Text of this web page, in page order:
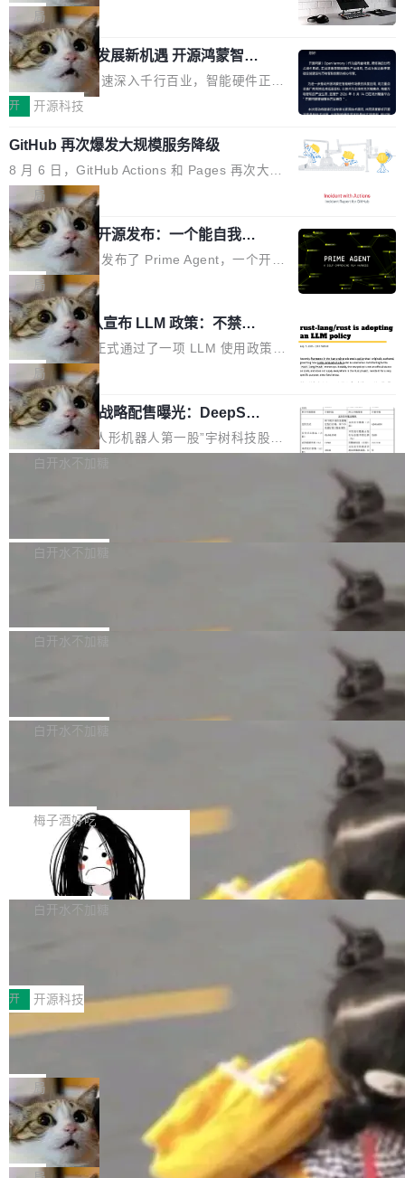
Agency年度合辑的观察指出,“产品”这个离消费
者最近的载体,在整个品牌营销层面的权重显著变
高了。全域营销服务商的竞争正在从规模转向深
度,案例厚度、全域覆盖、多线协同...
破的事实。 Jordan 随后补充了一句软化声明：
「我不认为这些会议上大部分论文都在过度宣传
或造假。问题是，作为读者，如果你筛选出那些
看起来最令人兴奋的论文，那它们大部分都是过
度宣传的。」 这才是真正的痛点。不是所有论文
都有问题，是最吸引眼球的那批论文最有问题。
他引用的帖子来自 Mathew Shen，一位 ICLR 2
026 的读者：「看了篇 ...
这句话不是来自某个技术博客，而是出自 Hieu
Pham 的一条推文。Hieu Pham 是谁？他是 xAI
的早期工程师之一，在 Grok 训练基础设施团队
工作过。近日他在 X 上发了一条帖子，列出了他
认为现代 AI 领域最重要的三个开源项目。 第一
理由很具体。FA 系列不需要解释，但 FA2 是他
认为最重要的一个——复杂度恰到好处，刚好能
驱动你去学 CuTe，但还没被那些"邪恶的" Hopp
er++ 优化所淹没，足够容易修改和适配。 更关
键的是 FA2 的持久性...
局
共商智能硬件发展新机遇 开源鸿蒙智能
硬件开发者日杭州站即将举行
随着万物智联加速深入千行百业，智能硬件正从
单点设备迈向智能化、网联化、协同化发展。作
鸿蒙通过统一技术底座和分布式能力，为不同类
型智能设备的开发、连接与互联提供关键支撑，
也为产业链企业探索产品创新与商业增长打开新
的空间。 8月14日，开源鸿蒙智能硬件开发者日
（OHDD：OpenHarmony Hardware Develope
r Day）将在杭州启航。活动面向智能硬件产业
链企业和开发者，邀请行业专家与资深技术顾
问，围绕开源鸿蒙技术能力、设备适配、芯片适
配、功耗与稳定性调优、兼容性测评及统一互联
等内容展开系统讲解和实战交流，帮助企业进一
步了解开源鸿蒙在智能...
开 开源科技
GitHub 再次爆发大规模服务降级
8 月 6 日，GitHub Actions 和 Pages 再次大规
模服务降级，Actions 完全不可用超过 5 小时，
webhook 停发，连自托管 runner 也因调度层故
障无法工作。Pages、Copilot code review、C
opilot coding agent 全部受影响。从检测到完全
恢复，大约 12 小时。 这是 2026 年 8 月的第六
起事故，其中四起与 AI/Copilot 服务相关。 Git
Hub 员工 kdaigle 在 HN 讨论中贴出了一组数
据：2025 年全年 10 亿次 commit。现在，每周
2.75 亿次，全年预计 140 亿次。GitHub...
局
Prime Agent 开源发布：一个能自我改
进的编程 Agent，ARC-AGI 3 超越人类
专家基线
Prime Intellect 发布了 Prime Agent，一个开源
的编程 Agent Harness，核心设计围绕两个抽
象：Recursive Language Model（RLM）和 C
ontinual Harness。在 ARC-AGI 3 基准测试
上，Prime Agent + Opus 5 的组合达到了 95.
5% RHAE Best@1，超过了 ARC 报告的人类专
家基线 95.4%。 不是又一个 coding agent 包装
器 Prime Agent 的架构和市面上大多数 coding
agent 有本质区别。大多数 agent harness 的设
计是基于早期模型的能力—...
局
Rust 项目团队宣布 LLM 政策：不禁
止，但你要承认哪些代码不是你写的
Rust 语言项目正式通过了一项 LLM 使用政策，
覆盖 rust-lang/rust 单一仓库的代码贡献。这不
是项目级别的官方立场，目前由五个团队采纳，
但它可能是主流开源项目中关于 AI 辅助贡献最
细致的一份规则。 政策的核心只有一句话：LLM
可以用来分析、提炼、审阅、建议，但不能用来
不得生成涉及安全性的关键变更，除非作者本身
局
宇树科技 IPO 战略配售曝光：DeepSe
ek 获配 93.3 万股，锁定 36 个月
8月6日晚间，“人形机器人第一股”宇树科技股份
有限公司披露IPO发行价格及战略配售结果，杭
36个月。 公告显示，本次宇树科技战略配售对
员工参与设立的专项资产管理计划。其中，Dee
获配9...
白开水不加糖
Bug fixes and enhancements 修复多次传递同
一个回归问题，该问题导致拉取镜像时会拒绝包
题，该问题可能导致在旧版 Linux 内核...
白开水不加糖
e 孵化器项目管理委员会（IPMC）投票中获得
P）！这一里程碑不仅标志着 Fluss 迈入新的发
白开水不加糖
长期停止内容更新，未能实现其作为“AI版维基百
提交的编辑请求也长期处于待处理状态。 Groki
pedia 于去年底上线，定位为由人工智能生成内
容的百科平台，被马斯克视为传统众包百科网站
维基百科的替代方案。Lawfare 调查发现，无论
热门页面还是低关注度页面，均未出现近期更
白开水不加糖
是这样的：配 MessageSource 的 Bean、写 R
eloadableResourceBundleMessageSource、
声明 LocaleResolver、注册 LocaleChangeInt
erceptor…五六步之后才能看到第一行翻译文
本。 Solon 换了个方式。整个 i18n 模块围绕三
梅子酒好吃
Apache Doris 4.1 全面增强 Iceberg：
支持 UPDATE、MERGE INTO 与 Iceb
erg V3
Apache Doris 4.1 要补齐的，正是缺失的那一
半。在已有查询能力的基础上，Doris 进一步支
常维护操作，并完整支持 Iceberg V3 格式。
白开水不加糖
村国家自主创新示范区会议中心开幕。本届大会
由中关村智联软件服务业质量创新联盟主办，以
“智构可信·质创未来——AI原生时代的质量新范
式”为主题，直面AI从实验室走向规模化产业落地
的核心质量命题。会上，《2026智能研发生产力
工具选型手册》发布，Testin云测的Testin XAge
nt智能测试系统入选AI测试领域代表产品。对CI
O而言，这提示了一个转变：AI测试正在从效率
工具升级为企业的质量基础设施。 CIO面对的新
开 开源科技
让非法状态不可表示：一篇关于 ADT
有一种东西，一旦用过就回不去了。Alex Fedos
eev 管它叫"软件设计的基石"。 他说的东西不新
鲜——代数数据类型（ADT），尤其是和类型
（sum type）。但他说清楚了一件事：这不是类
型系统的学术体操，是日常编码的思维方式。 文
章从一个简单的例子切入。一个网站的深色主题
局
Cloudflare 开源内部企业 AI 平台 Clou
dflare OS
Cloudflare 发布了一个开源项目 Cloudflare O
S。如果你只看官方博客，你会觉得这是又一